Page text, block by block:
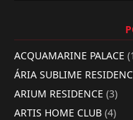
ACQUAMARINE PALACE
ÁRIA SUBLIME
ARIUM RESIDENCE (3)
ARTIS HOME CLUB (4)